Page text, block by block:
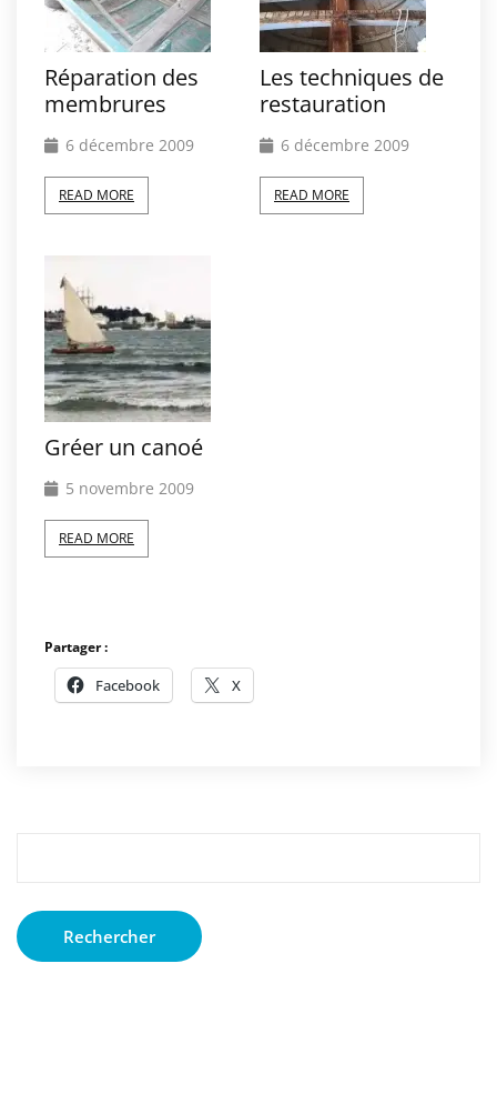
Réparation des
membrures
6 décembre 2009
READ MORE
Les techniques de
restauration
6 décembre 2009
READ MORE
Gréer un canoé
5 novembre 2009
READ MORE
Partager :
Facebook X